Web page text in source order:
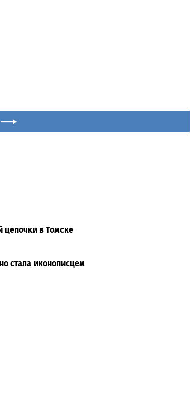
цепочки в Томске
стала иконописцем